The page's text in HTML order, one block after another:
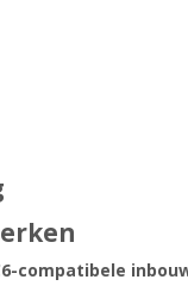
compatibele